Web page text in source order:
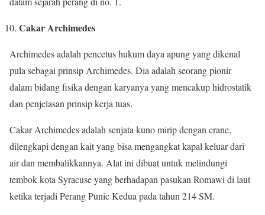
Cakar Archimedes
Archimedes adalah pencetus hukum daya apung yang dikenal
pula sebagai prinsip Archimedes. Dia adalah seorang pionir
dalam bidang fisika dengan karyanya yang mencakup hidrostatik
dan penjelasan prinsip kerja tuas.
Cakar Archimedes adalah senjata kuno mirip dengan crane,
dilengkapi dengan kait yang bisa mengangkat kapal keluar dari
air dan membalikkannya. Alat ini dibuat untuk melindungi
tembok kota Syracuse yang berhadapan pasukan Romawi di laut
ketika terjadi Perang Punic Kedua pada tahun 214 SM.